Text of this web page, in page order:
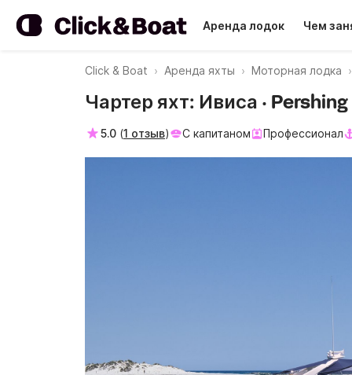
Аренда лодок Чем
Click & Boat Аренда яхты Моторная лодка
Чартер яхт: Ивиса ·
5.0 (1 отзыв) С капитаном Профессионал